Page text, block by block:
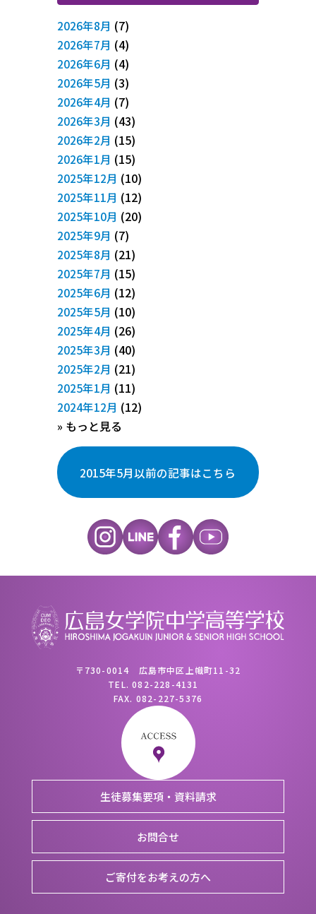
2026年8月 (7)
2026年7月 (4)
2026年6月 (4)
2026年5月 (3)
2026年4月 (7)
2026年3月 (43)
2026年2月 (15)
2026年1月 (15)
2025年12月 (10)
2025年11月 (12)
2025年10月 (20)
2025年9月 (7)
2025年8月 (21)
2025年7月 (15)
2025年6月 (12)
2025年5月 (10)
2025年4月 (26)
2025年3月 (40)
2025年2月 (21)
2025年1月 (11)
2024年12月 (12)
» もっと見る
2015年5月以前の記事はこちら
〒730-0014 広島市中区上幟町11-32
TEL.082-228-4131
FAX. 082-227-5376
生徒募集要項・資料請求
お問合せ
ご寄付をお考えの方へ